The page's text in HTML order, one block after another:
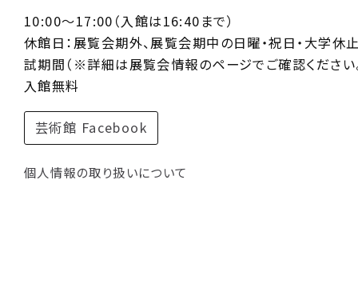
10:00〜17:00（入館は16:40まで）
休館日：展覧会期外、展覧会期中の日曜・祝日・大学休
試期間（※詳細は展覧会情報のページでご確認ください
入館無料
芸術館 Facebook
個人情報の取り扱いについて